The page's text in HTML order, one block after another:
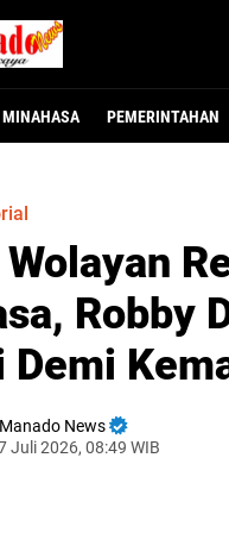
MINAHASA PEMERINTAHAN
Robby
News
Juli 2026, 08:49 WIB